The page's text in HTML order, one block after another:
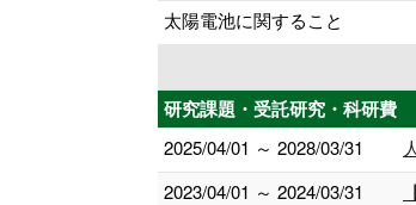
太陽電池に関すること
研究課題・受託研究・科研費
2025/04/01 ～ 2028/03/31
2023/04/01 ～ 2024/03/31